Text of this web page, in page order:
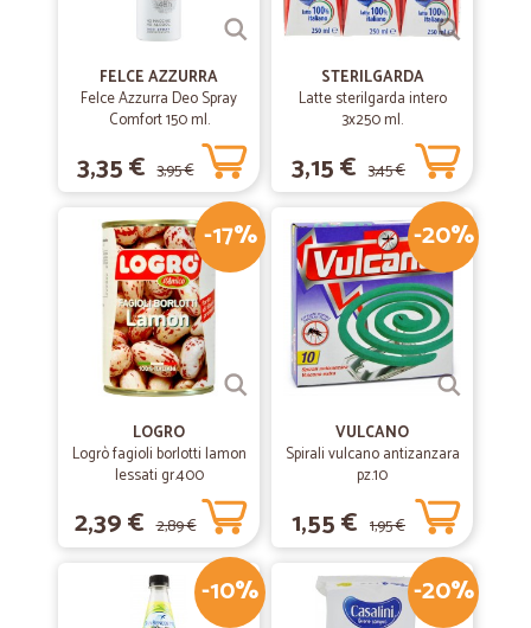
FELCE AZZURRA
Felce Azzurra Deo Spray
Comfort 150 ml.
3,35 € 3,95 €
STERILGARDA
Latte sterilgarda intero
3x250 ml.
3,15 € 3,45 €
-17%
LOGRO
Logrò fagioli borlotti lamon
lessati gr.400
2,39 € 2,89 €
-20%
VULCANO
Spirali vulcano antizanzara
pz.10
1,55 € 1,95 €
-10% -20%